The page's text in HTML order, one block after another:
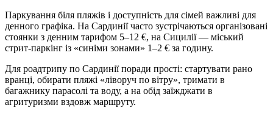
Паркування біля пляжів і доступність для сімей важливі для
денного графіка. На Сардинії часто зустрічаються організовані
стоянки з денним тарифом 5–12 €, на Сицилії — міський
стрит-паркінг із «синіми зонами» 1–2 € за годину.
Для роадтрипу по Сардинії поради прості: стартувати рано
вранці, обирати пляжі «ліворуч по вітру», тримати в
багажнику парасолі та воду, а на обід заїжджати в
агритуризми вздовж маршруту.